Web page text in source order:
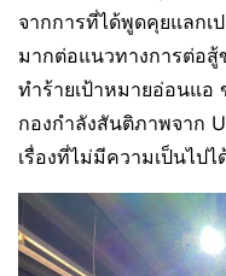
จากการที่ได้พูดคุยแลก
มากต่อแนวทางการต่อสู้
ทำร้ายเป้าหมายอ่อนแอ
กองกำลังสันติภาพจาก
เรื่องที่ไม่มีความเป็นไปไ